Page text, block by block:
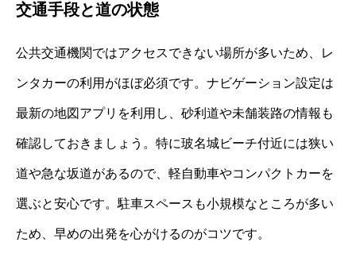
交通手段と道の状態
公共交通機関ではアクセスできない場所が多いため、レ
ンタカーの利用がほぼ必須です。ナビゲーション設定は
最新の地図アプリを利用し、砂利道や未舗装路の情報も
確認しておきましょう。特に玻名城ビーチ付近には狭い
道や急な坂道があるので、軽自動車やコンパクトカーを
選ぶと安心です。駐車スペースも小規模なところが多い
ため、早めの出発を心がけるのがコツです。